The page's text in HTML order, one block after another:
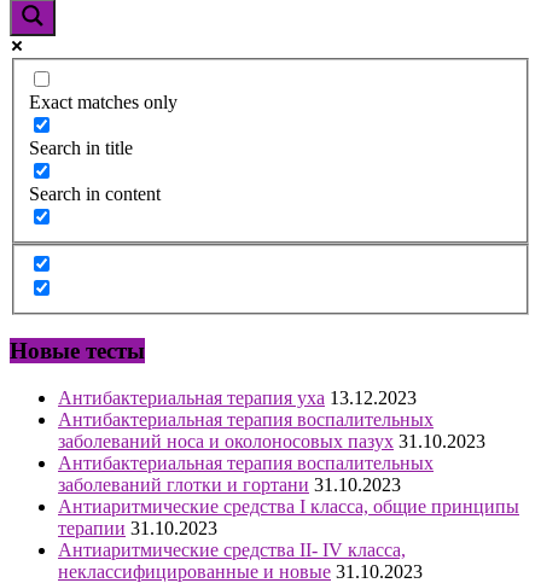
Exact matches only
Search in title
Search in content
Новые тесты
Антибактериальная терапия уха 13.12.2023
Антибактериальная терапия воспалительных
заболеваний носа и околоносовых пазух 31.10.2023
Антибактериальная терапия воспалительных
заболеваний глотки и гортани 31.10.2023
Антиаритмические средства I класса, общие принципы
терапии 31.10.2023
Антиаритмические средства II- IV класса,
неклассифицированные и новые 31.10.2023